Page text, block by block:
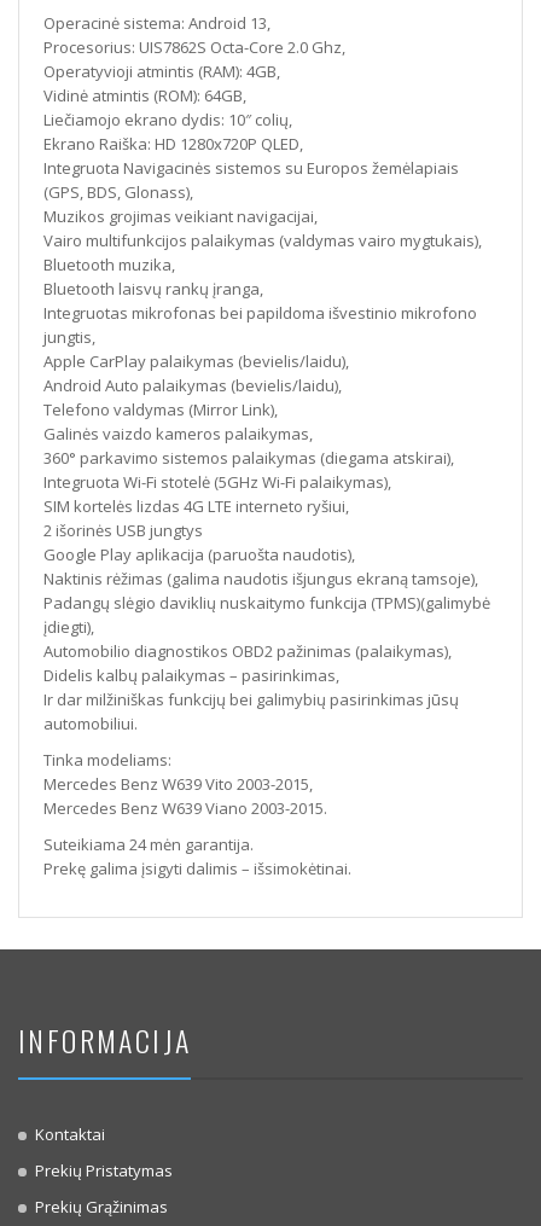
Operacinė sistema: Android 13,
Procesorius: UIS7862S Octa-Core 2.0 Ghz,
Operatyvioji atmintis (RAM): 4GB,
Vidinė atmintis (ROM): 64GB,
Liečiamojo ekrano dydis: 10″ colių,
Ekrano Raiška: HD 1280x720P QLED,
Integruota Navigacinės sistemos su Europos žemėlapiais
(GPS, BDS, Glonass),
Muzikos grojimas veikiant navigacijai,
Vairo multifunkcijos palaikymas (valdymas vairo mygtukais),
Bluetooth muzika,
Bluetooth laisvų rankų įranga,
Integruotas mikrofonas bei papildoma išvestinio mikrofono
jungtis,
Apple CarPlay palaikymas (bevielis/laidu),
Android Auto palaikymas (bevielis/laidu),
Telefono valdymas (Mirror Link),
Galinės vaizdo kameros palaikymas,
360° parkavimo sistemos palaikymas (diegama atskirai),
Integruota Wi-Fi stotelė (5GHz Wi-Fi palaikymas),
SIM kortelės lizdas 4G LTE interneto ryšiui,
2 išorinės USB jungtys
Google Play aplikacija (paruošta naudotis),
Naktinis rėžimas (galima naudotis išjungus ekraną tamsoje),
Padangų slėgio daviklių nuskaitymo funkcija (TPMS)(galimybė
įdiegti),
Automobilio diagnostikos OBD2 pažinimas (palaikymas),
Didelis kalbų palaikymas – pasirinkimas,
Ir dar milžiniškas funkcijų bei galimybių pasirinkimas jūsų
automobiliui.
Tinka modeliams:
Mercedes Benz W639 Vito 2003-2015,
Mercedes Benz W639 Viano 2003-2015.
Suteikiama 24 mėn garantija.
Prekę galima įsigyti dalimis – išsimokėtinai.
INFORMACIJA
Kontaktai
Prekių Pristatymas
Prekių Grąžinimas